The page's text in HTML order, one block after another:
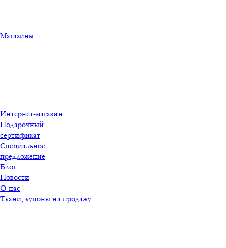
Магазины
Интернет-магазин
Подарочный
сертификат
Специальное
предложение
Блог
Новости
О нас
Ткани, купоны на продажу